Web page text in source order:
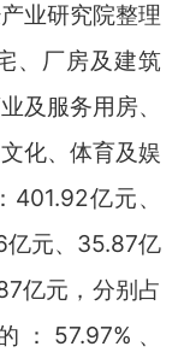
业研究院整理
、厂房及建筑
及服务用房、
化、体育及娱
亿元、
元、35.87亿
亿元，分别占
57.97%、